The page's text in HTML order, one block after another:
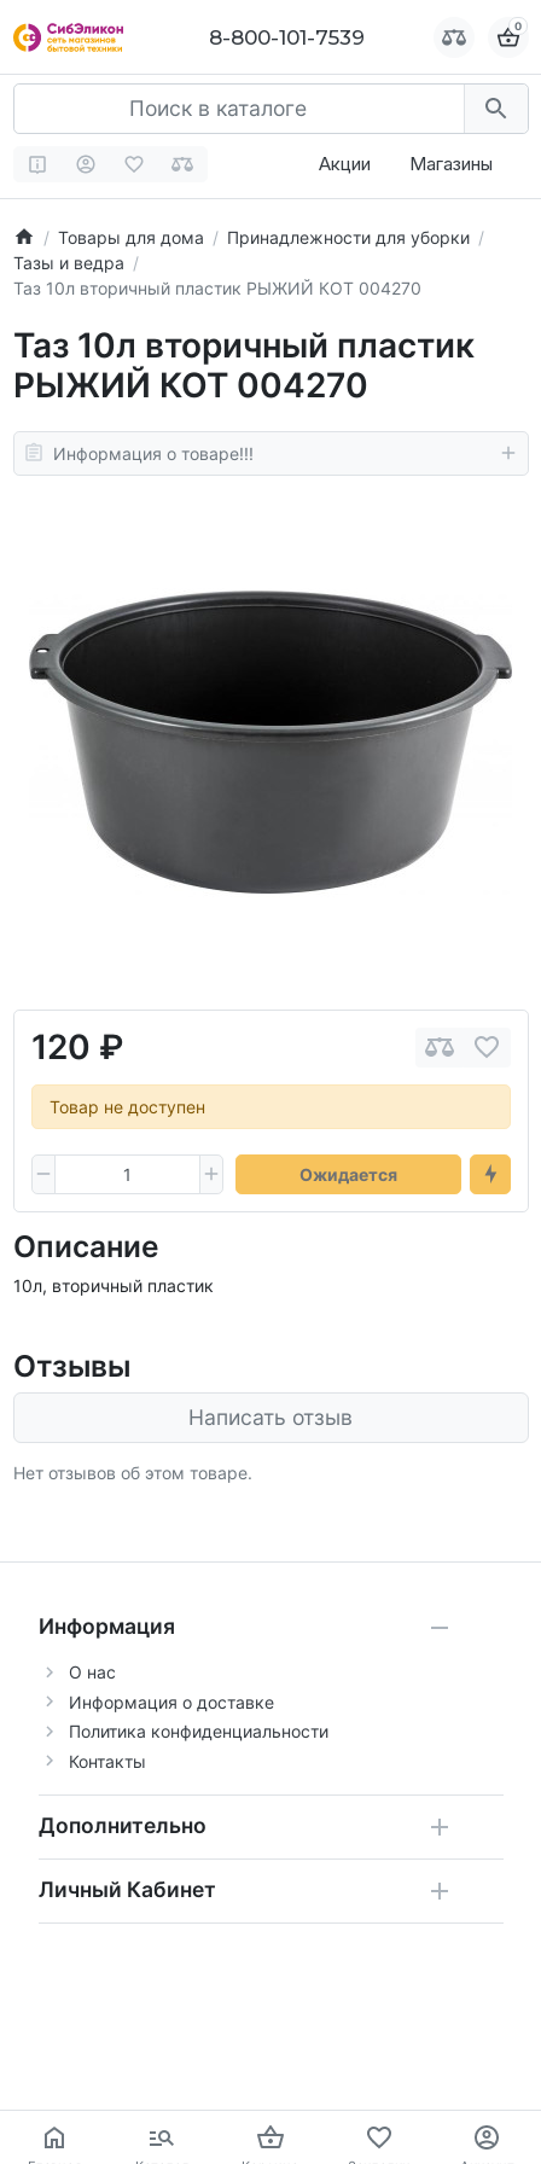
8-800-101-7539 0
Акции Магазины
Товары для дома
Принадлежности для уборки
Тазы и ведра
Таз 10л вторичный пластик РЫЖИЙ КОТ 004270
Таз 10л вторичный пластик
РЫЖИЙ КОТ 004270
Информация о товаре!!!
120 ₽
Товар не доступен
Ожидается
Описание
10л, вторичный пластик
Отзывы
Написать отзыв
Нет отзывов об этом товаре.
Информация
О нас
Информация о доставке
Политика конфиденциальности
Контакты
Дополнительно
Личный Кабинет
8-800-101-7539 0